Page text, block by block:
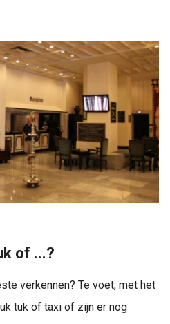
of ...?
verkennen? Te voet, met het
tuk of taxi of zijn er nog